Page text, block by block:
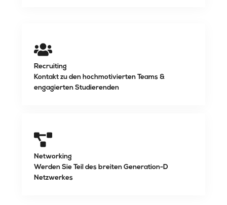
Recruiting
Kontakt zu den hochmotivierten Teams &
engagierten Studierenden
Networking
Werden Sie Teil des breiten Generation-D
Netzwerkes